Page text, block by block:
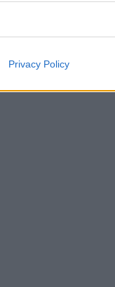
Privacy Policy